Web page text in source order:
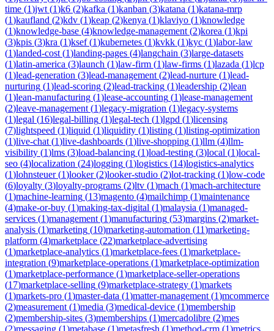
time (1)jwt (1)k6 (2)kafka (1)kanban (3)katana (1)katana-mrp
(1)kaufland (2)kdv (1)keap (2)kenya (1)klaviyo (1)knowledge
(1)knowledge-base (4)knowledge-management (2)korea (1)kpi
(3)kpis (3)kra (1)ksef(1)kubernetes (1)kvkk (1)kyc (1)labor-law
(1)landed-cost (1)landing-pages (4)langchain (3)large-datasets
(1)latin-america (3)launch (1)law-firm (1)law-firms (1)lazada (1)lcp
(1)lead-generation (3)lead-management (2)lead-nurture (1)lead-
nurturing (1)lead-scoring (2)lead-tracking (1)leadership (2)lean
(1)lean-manufacturing (1)lease-accounting (1)lease-management
(2)leave-management (1)legacy-migration (1)legacy-systems
(1)legal (16)legal-billing (1)legal-tech (1)lgpd (1)licensing
(7)lightspeed (1)liquid (1)liquidity (1)listing (1)listing-optimization
(1)live-chat (1)live-dashboards (1)live-shopping (1)llm (4)llm-
visibility (1)lms (3)load-balancing (1)load-testing (3)local (1)local-
seo (4)localization (24)logging (1)logistics (14)logistics-analytics
(1)lohnsteuer(1)looker(2)looker-studio (2)lot-tracking (1)low-code
(6)loyalty (3)loyalty-programs (2)ltv (1)mach (1)mach-architecture
(1)machine-learning (13)magento (4)mailchimp (1)maintenance
(4)make-or-buy (1)making-tax-digital (1)malaysia (1)managed-
services (1)management (1)manufacturing (53)margins (2)market-
analysis (1)marketing (10)marketing-automation (11)marketing-
platform (4)marketplace (22)marketplace-advertising
(1)marketplace-analytics (1)marketplace-fees (1)marketplace-
integration (9)marketplace-operations (1)marketplace-optimization
(1)marketplace-performance (1)marketplace-seller-operations
(17)marketplace-selling (9)marketplace-strategy (1)markets
(1)markets-pro (1)master-data (1)matter-management (1)mcommerce
(2)measurement (1)media (3)medical-device (1)membership
(2)membership-sites (3)memberships (1)mercadolibre (2)mes
(2)messaging (1)metabase (1)metasfresh (1)method-crm (1)metrics